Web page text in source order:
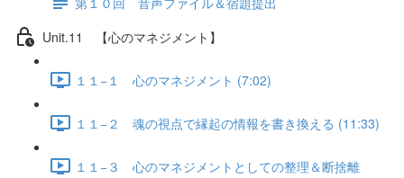
Unit.11 【心のマネジメント】
１１−１ 心のマネジメント (7:02)
１１−２ 魂の視点で縁起の情報を書き換える (11:33)
１１−３ 心のマネジメントとしての整理＆断捨離